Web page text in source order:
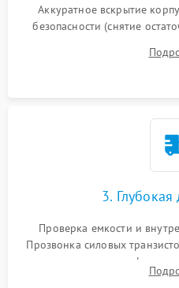
Аккуратное вскрытие
безопасности (снятие
и кистей для
3.
Проверка емкости и
Прозвонка силовых
переключения и
конденсаторов и